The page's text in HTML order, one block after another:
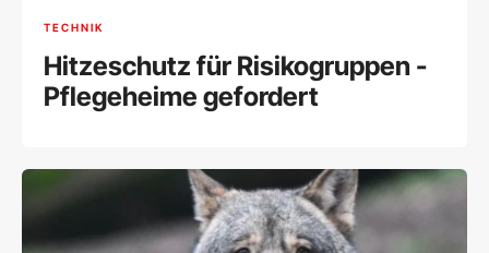
TECHNIK
Hitzeschutz für Risikogruppen -
Pflegeheime gefordert